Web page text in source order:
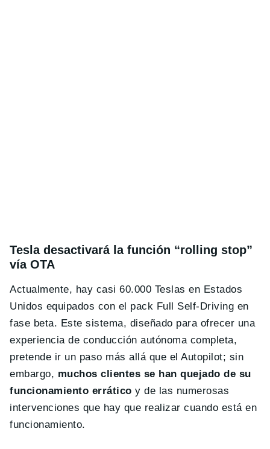
Tesla desactivará la función “rolling stop”
vía OTA
Actualmente, hay casi 60.000 Teslas en Estados
Unidos equipados con el pack Full Self-Driving en
fase beta. Este sistema, diseñado para ofrecer una
experiencia de conducción autónoma completa,
pretende ir un paso más allá que el Autopilot; sin
embargo, muchos clientes se han quejado de su
funcionamiento errático y de las numerosas
intervenciones que hay que realizar cuando está en
funcionamiento.